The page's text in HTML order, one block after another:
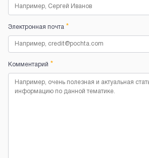
Электронная почта *
Комментарий *